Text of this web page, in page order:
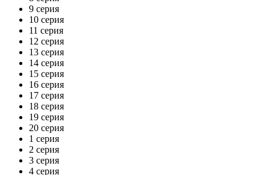
9 серия
10 серия
11 серия
12 серия
13 серия
14 серия
15 серия
16 серия
17 серия
18 серия
19 серия
20 серия
1 серия
2 серия
3 серия
4 серия